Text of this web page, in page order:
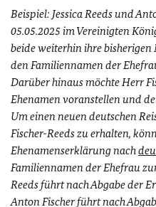
Beispiel: Jessica Reeds und
05.05.2025 im Vereinigten
beide weiterhin ihre bisherigen
den Familiennamen der
Darüber hinaus möchte Herr
Ehenamen voranstellen und
Um einen neuen deutschen
Fischer-Reeds zu erhalten,
Ehenamenserklärung nach
Familiennamen der Ehefrau
Reeds führt nach Abgabe der
Anton Fischer führt nach